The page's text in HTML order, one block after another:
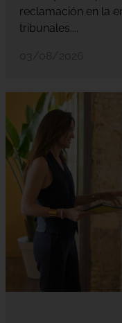
reclamación en la
tribunales....